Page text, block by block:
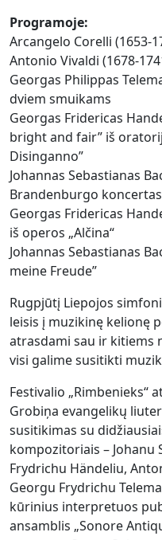
Programoje:
Arcangelo Corelli (1653-
Antonio Vivaldi (1678-
Georgas Philippas
dviem smuikams
Georgas Fridericas
bright and fair” iš
Disinganno”
Johannas Sebastianas
Brandenburgo koncertas
Georgas Fridericas
iš operos „Alčina“
Johannas Sebastianas
meine Freude”
Rugpjūtį Liepojos
leisis į muzikinę kelionę
atrasdami sau ir kitiems
visi galime susitikti
Festivalio „Rimbenieks“
Grobiņa evangelikų
susitikimas su
kompozitoriais – Johanu
Frydrichu Händeliu,
Georgu Frydrichu
kūrinius interpretuos
ansamblis „Sonore